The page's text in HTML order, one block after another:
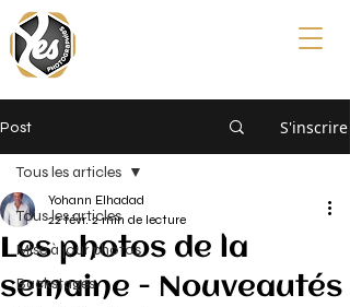
Post S'inscrire
Tous les articles
Mise à jour photos
Backstages
Tous les articles
Les photos de la
semaine - Nouveautés
Yohann Elhadad
22 févr. 2 min de lecture